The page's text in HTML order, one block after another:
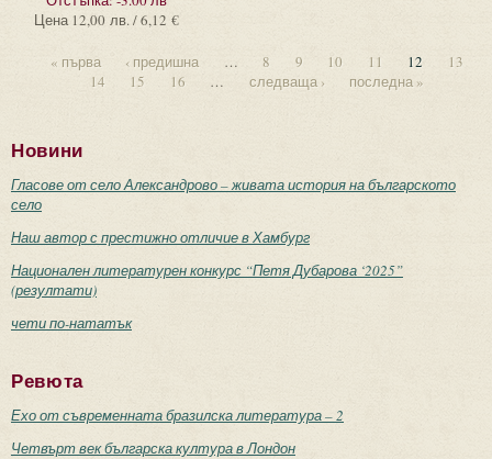
Цена 12,00 лв. / 6,12 €
« първа ‹ предишна … 8 9 10 11 12
13
14
15 16 … следваща › последна »
Новини
Гласове от село Александрово – живата история на българското
село
Наш автор с престижно отличие в Хамбург
Национален литературен конкурс “Петя Дубарова ‘2025”
(резултати)
чети по-нататък
Ревюта
Ехо от съвременната бразилска литература – 2
Четвърт век българска култура в Лондон